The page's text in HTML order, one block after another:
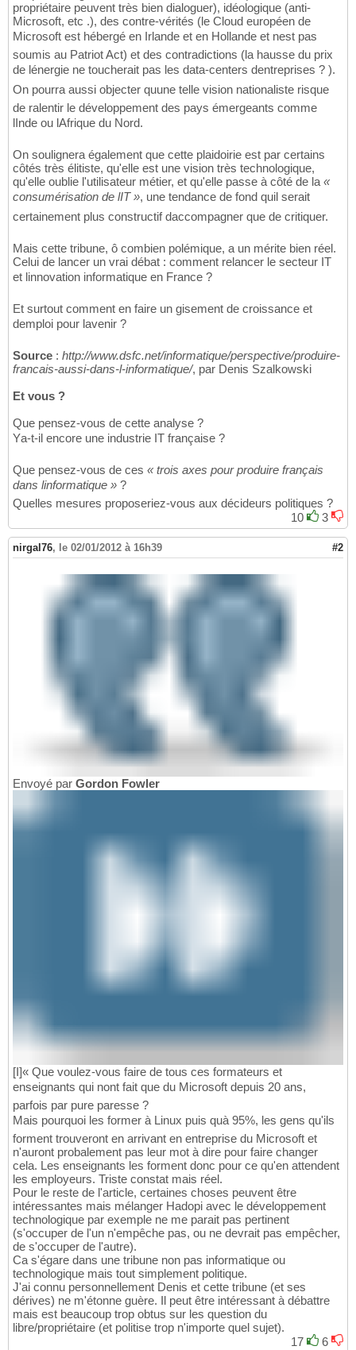
propriétaire peuvent très bien dialoguer), idéologique (anti-
Microsoft, etc .), des contre-vérités (le Cloud européen de
Microsoft est hébergé en Irlande et en Hollande et nest pas
soumis au Patriot Act) et des contradictions (la hausse du prix
de lénergie ne toucherait pas les data-centers dentreprises ? ).
On pourra aussi objecter quune telle vision nationaliste risque
de ralentir le développement des pays émergeants comme
lInde ou lAfrique du Nord.
On soulignera également que cette plaidoirie est par certains
côtés très élitiste, qu'elle est une vision très technologique,
qu'elle oublie l'utilisateur métier, et qu'elle passe à côté de la«
consumérisation de lIT », une tendance de fond quil serait
certainement plus constructif daccompagner que de critiquer.
Mais cette tribune, ô combien polémique, a un mérite bien réel.
Celui de lancer un vrai débat : comment relancer le secteur IT
et linnovation informatique en France ?
Et surtout comment en faire un gisement de croissance et
demploi pour lavenir ?
Source : http://www.dsfc.net/informatique/perspective/produire-
francais-aussi-dans-l-informatique/, par Denis Szalkowski
Et vous ?
Que pensez-vous de cette analyse ?
Ya-t-il encore une industrie IT française ?
Que pensez-vous de ces « trois axes pour produire français
dans linformatique » ?
Quelles mesures proposeriez-vous aux décideurs politiques ?
10
3
nirgal76, le 02/01/2012 à 16h39 #2
Envoyé par Gordon Fowler
[I]« Que voulez-vous faire de tous ces formateurs et
enseignants qui nont fait que du Microsoft depuis 20 ans,
parfois par pure paresse ?
Mais pourquoi les former à Linux puis quà 95%, les gens qu'ils
forment trouveront en arrivant en entreprise du Microsoft et
n'auront probalement pas leur mot à dire pour faire changer
cela. Les enseignants les forment donc pour ce qu'en attendent
les employeurs. Triste constat mais réel.
Pour le reste de l'article, certaines choses peuvent être
intéressantes mais mélanger Hadopi avec le développement
technologique par exemple ne me parait pas pertinent
(s'occuper de l'un n'empêche pas, ou ne devrait pas empêcher,
de s'occuper de l'autre).
Ca s'égare dans une tribune non pas informatique ou
technologique mais tout simplement politique.
J'ai connu personnellement Denis et cette tribune (et ses
dérives) ne m'étonne guère. Il peut être intéressant à débattre
mais est beaucoup trop obtus sur les question du
libre/propriétaire (et politise trop n'importe quel sujet).
17
6